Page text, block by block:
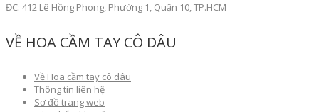
ĐC: 412 Lê Hồng Phong, Phường 1, Quận 10, TP.HCM
VỀ HOA CẦM TAY CÔ DÂU
Về Hoa cầm tay cô dâu
Thông tin liên hệ
Sơ đồ trang web